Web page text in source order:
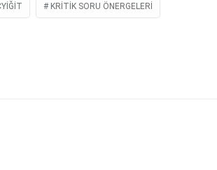
KRITIK SORU ÖNERGELERI